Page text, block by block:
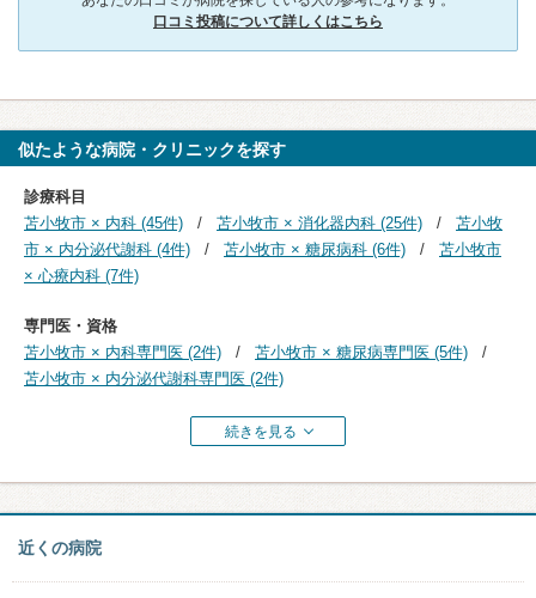
口コミ投稿について詳しくはこちら
似たような病院・クリニックを探す
診療科目
苫小牧市 × 内科 (45件)
苫小牧市 × 消化器内科 (25件)
苫小牧
市 × 内分泌代謝科 (4件)
苫小牧市 × 糖尿病科 (6件)
苫小牧市
× 心療内科 (7件)
専門医・資格
苫小牧市 × 内科専門医 (2件)
苫小牧市 × 糖尿病専門医 (5件)
苫小牧市 × 内分泌代謝科専門医 (2件)
続きを見る
近くの病院